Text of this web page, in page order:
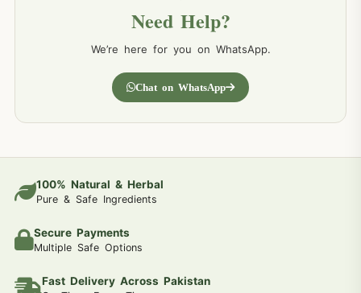
Need Help?
We’re here for you on WhatsApp.
Chat on WhatsApp
100% Natural & Herbal
Pure & Safe Ingredients
Secure Payments
Multiple Safe Options
Fast Delivery Across Pakistan